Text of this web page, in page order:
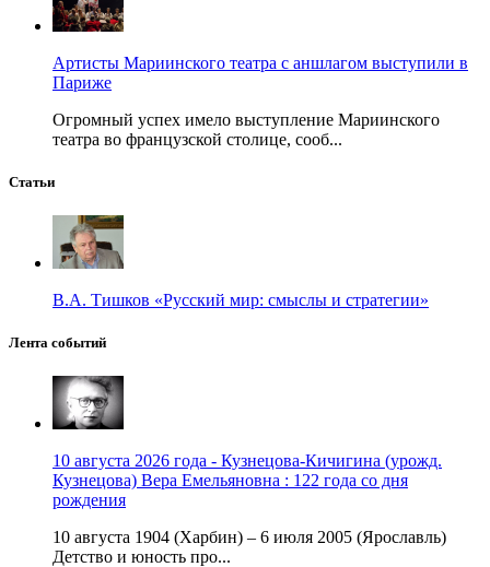
Артисты Мариинского театра с аншлагом выступили в
Париже
Огромный успех имело выступление Мариинского
театра во французской столице, сооб...
Статьи
В.А. Тишков «Русский мир: смыслы и стратегии»
Лента событий
10 августа 2026 года - Кузнецова-Кичигина (урожд.
Кузнецова) Вера Емельяновна : 122 года со дня
рождения
10 августа 1904 (Харбин) – 6 июля 2005 (Ярославль)
Детство и юность про...